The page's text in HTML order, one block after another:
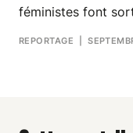
féministes font
REPORTAGE |